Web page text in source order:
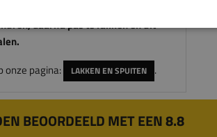
daarna pas te lakken en dit
onze pagina:
LAKKEN EN SPUITEN .
BEOORDEELD MET EEN 8.8